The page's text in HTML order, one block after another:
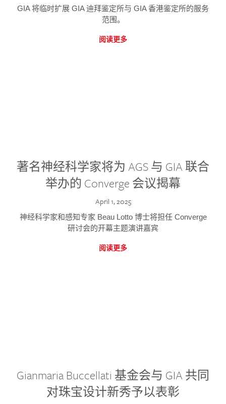
GIA 将临时扩展 GIA 迪拜鉴定所与 GIA 香港鉴定所的服务
范围。
阅读更多
著名神经科学家将为 AGS 与 GIA 联合
举办的 Converge 会议揭幕
April 1, 2025
神经科学家和感知专家 Beau Lotto 博士将担任 Converge
研讨会的开幕主题演讲嘉宾
阅读更多
Gianmaria Buccellati 基金会与 GIA 共同
对珠宝设计新秀予以表彰